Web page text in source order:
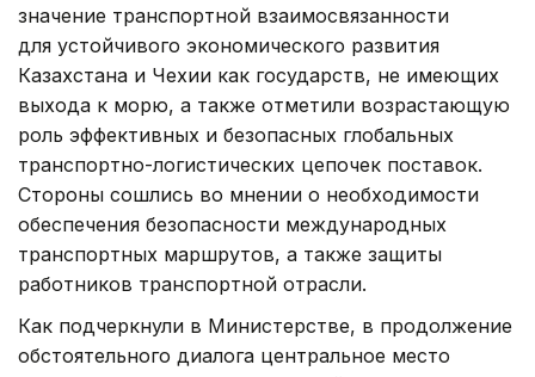
значение транспортной взаимосвязанности
для устойчивого экономического развития
Казахстана и Чехии как государств, не имеющих
выхода к морю, а также отметили возрастающую
роль эффективных и безопасных глобальных
транспортно-логистических цепочек поставок.
Стороны сошлись во мнении о необходимости
обеспечения безопасности международных
транспортных маршрутов, а также защиты
работников транспортной отрасли.
Как подчеркнули в Министерстве, в продолжение
обстоятельного диалога центральное место